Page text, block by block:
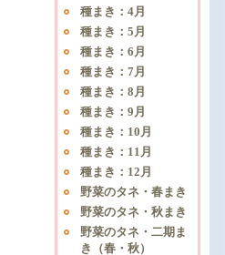
種まき：4月
種まき：5月
種まき：6月
種まき：7月
種まき：8月
種まき：9月
種まき：10月
種まき：11月
種まき：12月
野菜のタネ・春まき
野菜のタネ・秋まき
野菜のタネ・二期ま
き（春・秋）